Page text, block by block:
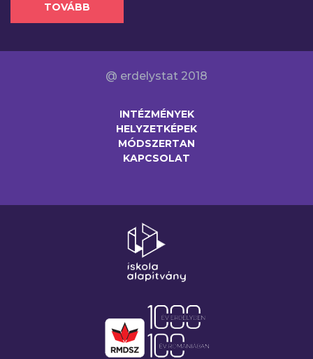
TOVÁBB
@ erdelystat 2018
INTÉZMÉNYEK
HELYZETKÉPEK
MÓDSZERTAN
KAPCSOLAT